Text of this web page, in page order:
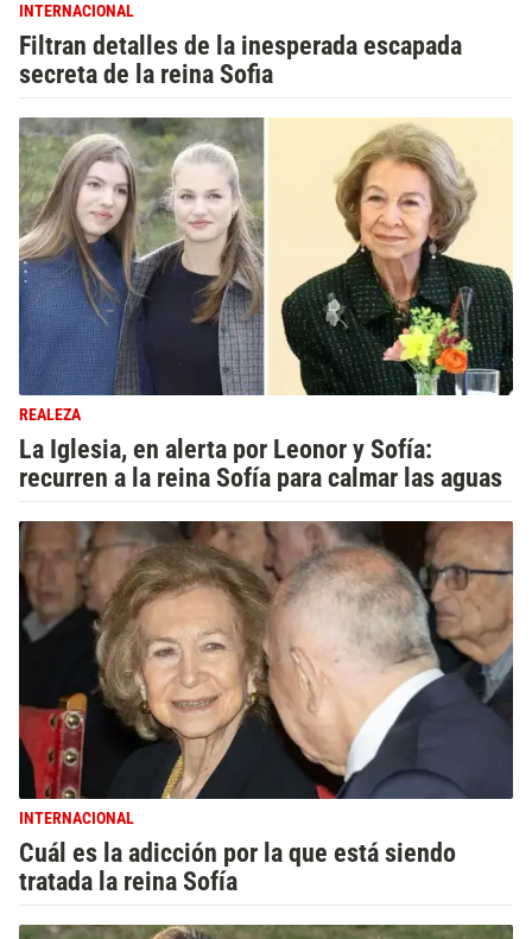
INTERNACIONAL
Filtran detalles de la inesperada escapada
secreta de la reina Sofia
REALEZA
La Iglesia, en alerta por Leonor y Sofía:
recurren a la reina Sofía para calmar las aguas
INTERNACIONAL
Cuál es la adicción por la que está siendo
tratada la reina Sofía